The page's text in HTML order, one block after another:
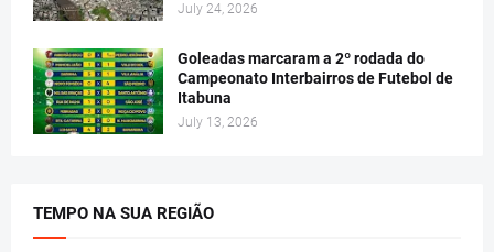
July 24, 2026
Goleadas marcaram a 2º rodada do
Campeonato Interbairros de Futebol de
Itabuna
July 13, 2026
TEMPO NA SUA REGIÃO